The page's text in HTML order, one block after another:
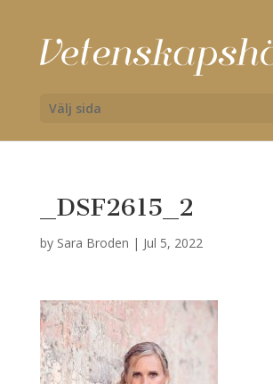
Välj sida
_DSF2615_2
by Sara Broden | Jul 5, 2022